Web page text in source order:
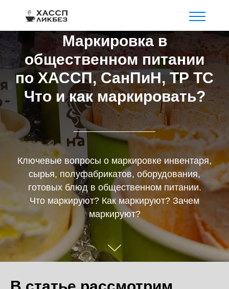
Маркировка в
общественном питании
по ХАССП, СанПиН, ТР ТС
Что и как маркировать?
Ключевые вопросы о маркировке инвентаря,
сырья, полуфабрикатов, оборудования,
готовых блюд в общественном питании.
Что маркируют? Как маркируют? Зачем
маркируют?